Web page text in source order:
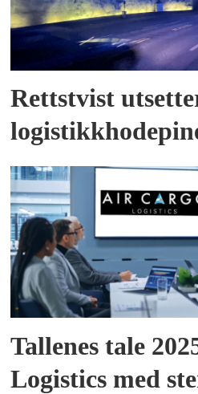
Rettstvist
Tallenes tale
Logistics med